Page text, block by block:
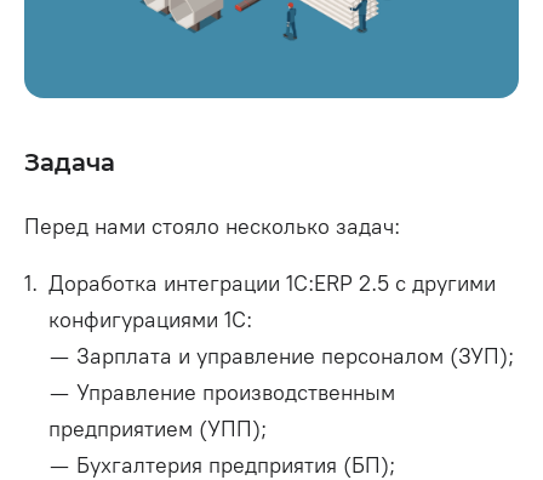
Задача
Перед нами стояло несколько задач:
Доработка интеграции 1С:ERP 2.5 с другими
конфигурациями 1С:
— Зарплата и управление персоналом (ЗУП);
— Управление производственным
предприятием (УПП);
— Бухгалтерия предприятия (БП);